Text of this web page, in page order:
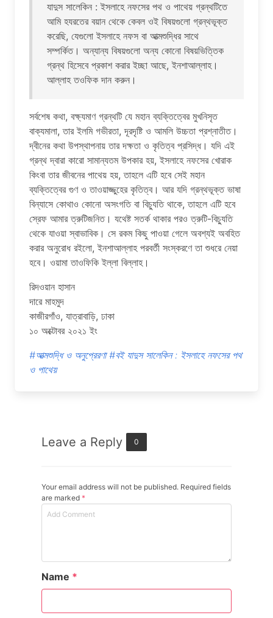
যাদুস সালেকিন : ইসলাহে নফসের পথ ও পাথেয় গ্রন্থটিতে
আমি হযরতের বয়ান থেকে কেবল ওই বিষয়গুলো গ্রন্থভূক্ত
করেছি, যেগুলো ইসলাহে নফস বা আত্মশুদ্ধির সাথে
সম্পর্কিত। অন্যান্য বিষয়গুলো অন্য কোনো বিষয়ভিত্তিক
গ্রন্থ হিসেবে প্রকাশ করার ইচ্ছা আছে, ইনশাআল্লাহ।
আল্লাহ তওফিক দান করুন।
সর্বশেষ কথা, বক্ষ্যমাণ গ্রন্থটি যে মহান ব্যক্তিত্বের মুখনিসৃত
বাক্যমালা, তার ইলমি গভীরতা, দূরদৃষ্টি ও আমলি উচ্চতা প্রশ্নাতীত।
দ্বীনের কথা উপস্থাপনায় তার দক্ষতা ও কৃতিত্ব প্রসিদ্ধ। যদি এই
গ্রন্থ দ্বারা কারো সামান্যতম উপকার হয়, ইসলাহে নফসের খোরাক
কিংবা তার জীবনের পাথেয় হয়, তাহলে এটি হবে সেই মহান
ব্যক্তিত্বের গুণ ও তাওয়াজ্জুহের কৃতিত্ব। আর যদি গ্রন্থভূক্ত ভাষা
বিন্যাসে কোথাও কোনো অসংগতি বা বিচ্যুতি থাকে, তাহলে এটি হবে
স্রেফ আমার ত্রুটিজনিত। যথেষ্ট সতর্ক থাকার পরও ত্রুটি-বিচ্যুতি
থেকে যাওয়া স্বাভাবিক। সে রকম কিছু পাওয়া গেলে অবশ্যই অবহিত
করার অনুরোধ রইলো, ইনশাআল্লাহ পরবর্তী সংস্করণে তা শুধরে নেয়া
হবে। ওয়ামা তাওফিকি ইল্লা বিল্লাহ।
রিদওয়ান হাসান
দারে মাহমুদ
কাজীরগাঁও, যাত্রাবাড়ি, ঢাকা
১০ অক্টোবর ২০২১ ইং
#আত্মশুদ্ধি ও অনুপ্রেরণা #বই যাদুস সালেকিন : ইসলাহে নফসের পথ
ও পাথেয়
Leave a Reply 0
Your email address will not be published. Required fields
are marked *
Name *